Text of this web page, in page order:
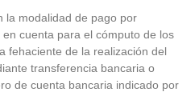
la modalidad de pago por
cuenta para el cómputo de los
fehaciente de la realización del
transferencia bancaria o
de cuenta bancaria indicado por